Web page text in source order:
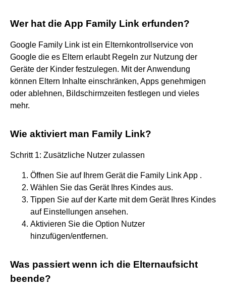
Wer hat die App Family Link erfunden?
Google Family Link ist ein Elternkontrollservice von
Google die es Eltern erlaubt Regeln zur Nutzung der
Geräte der Kinder festzulegen. Mit der Anwendung
können Eltern Inhalte einschränken, Apps genehmigen
oder ablehnen, Bildschirmzeiten festlegen und vieles
mehr.
Wie aktiviert man Family Link?
Schritt 1: Zusätzliche Nutzer zulassen
Öffnen Sie auf Ihrem Gerät die Family Link App .
Wählen Sie das Gerät Ihres Kindes aus.
Tippen Sie auf der Karte mit dem Gerät Ihres Kindes
auf Einstellungen ansehen.
Aktivieren Sie die Option Nutzer
hinzufügen/entfernen.
Was passiert wenn ich die Elternaufsicht
beende?